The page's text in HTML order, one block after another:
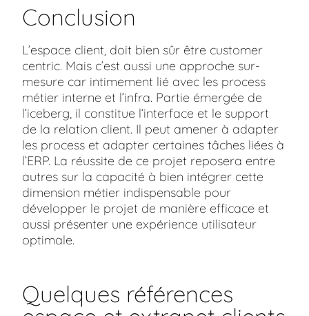
Conclusion
L’espace client, doit bien sûr être customer
centric. Mais c’est aussi une approche sur-
mesure car intimement lié avec les process
métier interne et l’infra. Partie émergée de
l’iceberg, il constitue l’interface et le support
de la relation client. Il peut amener à adapter
les process et adapter certaines tâches liées à
l’ERP. La réussite de ce projet reposera entre
autres sur la capacité à bien intégrer cette
dimension métier indispensable pour
développer le projet de manière efficace et
aussi présenter une expérience utilisateur
optimale.
Quelques références